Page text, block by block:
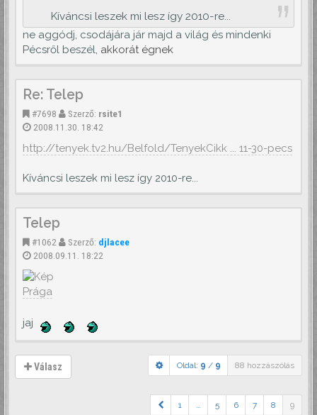
Kíváncsi leszek mi lesz így 2010-re...
ne aggódj, csodájára jár majd a világ és mindenki
Pécsről beszél, akkorát égnek
Re: Telep
#7698 Szerző: rsite1
2008.11.30. 18:42
http://tenyek.tv2.hu/Belfold/TenyekCikk ... 11-30-pecs
Kíváncsi leszek mi lesz így 2010-re...
Telep
#1062 Szerző: djlacee
2008.09.11. 18:22
Prága
jaj
Válasz Oldal: 9 / 9 88 hozzászólás
1 … 5 6 7 8 9